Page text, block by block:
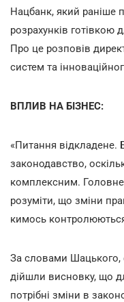
Нацбанк, який раніше
розрахунків готівкою
Про це розповів
систем та
ВПЛИВ НА БІЗНЕС:
«Питання відкладене.
законодавство,
комплексним. Головне
розуміти, що зміни
кимось
За словами Шацького,
дійшли висновку, що
потрібні зміни в